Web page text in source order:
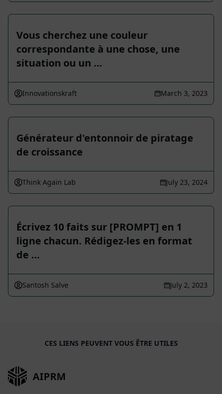
Vous cherchez une couleur
correspondante à une chose, une
situation ou un …
Innovationskraft March 3, 2023
Générateur d'entonnoir de piratage
de croissance
Think Again Lab July 23, 2024
Écrivez 10 faits sur [PROMPT] en 1
ligne chacun. Rédigez-les en format
de …
Santosh Salve July 2, 2023
CES LIENS PEUVENT VOUS ÊTRE UTILES
AIPRM